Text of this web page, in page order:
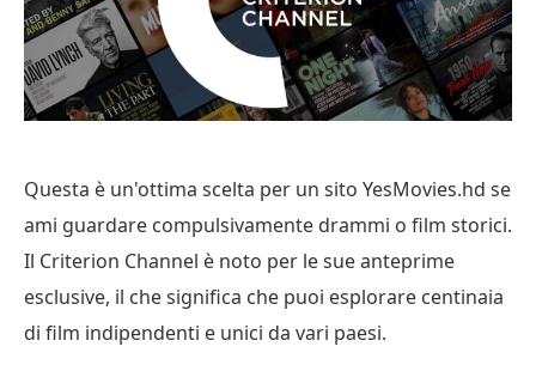
Questa è un'ottima scelta per un sito YesMovies.hd se
ami guardare compulsivamente drammi o film storici.
Il Criterion Channel è noto per le sue anteprime
esclusive, il che significa che puoi esplorare centinaia
di film indipendenti e unici da vari paesi.